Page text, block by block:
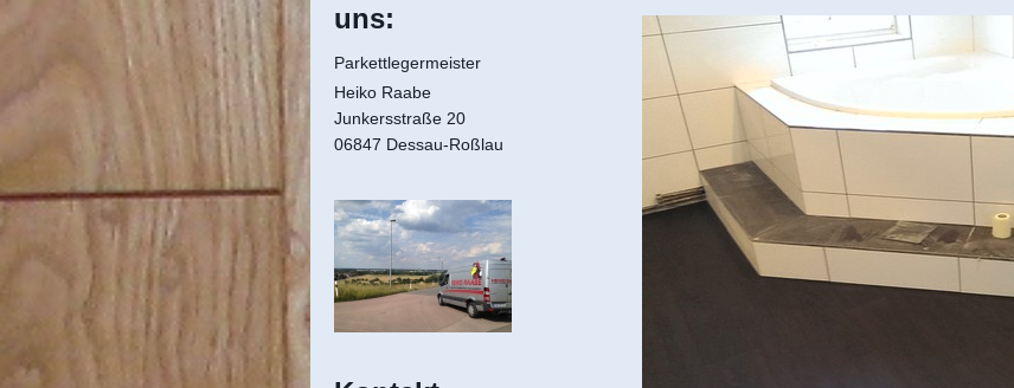
uns:
Parkettlegermeister
Heiko Raabe
Junkersstraße 20
06847 Dessau-Roßlau